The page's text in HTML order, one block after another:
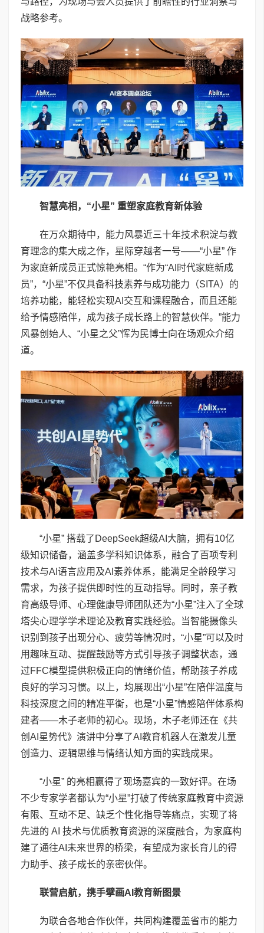
战略参考。
智慧亮相，“小星” 重塑家庭教育新体验
在万众期待中，能力风暴近三十年技术积淀与教
育理念的集大成之作，星际穿越者一号——“小星” 作
为家庭新成员正式惊艳亮相。“作为“AI时代家庭新成
员”，“小星”不仅具备科技素养与成功能力（SITA）的
培养功能，能轻松实现AI交互和课程融合，而且还能
给予情感陪伴，成为孩子成长路上的智慧伙伴。”能力
风暴创始人、“小星之父”恽为民博士向在场观众介绍
道。
“小星” 搭载了DeepSeek超级AI大脑，拥有10亿
级知识储备，涵盖多学科知识体系，融合了百项专利
技术与AI语言应用及AI素养体系，能满足全龄段学习
需求，为孩子提供即时性的互动指导。同时，亲子教
育高级导师、心理健康导师团队还为“小星”注入了全球
塔尖心理学学术理论及教育实践经验。当智能摄像头
识别到孩子出现分心、疲劳等情况时，“小星”可以及时
用趣味互动、提醒鼓励等方式引导孩子调整状态，通
过FFC模型提供积极正向的情绪价值，帮助孩子养成
良好的学习习惯。以上，均展现出“小星”在陪伴温度与
科技深度之间的精准平衡，也是“小星”情感陪伴体系构
建者——木子老师的初心。现场，木子老师还在《共
创AI星势代》演讲中分享了AI教育机器人在激发儿童
创造力、逻辑思维与情绪认知方面的实践成果。
“小星” 的亮相赢得了现场嘉宾的一致好评。在场
不少专家学者都认为“小星”打破了传统家庭教育中资源
有限、互动不足、缺乏个性化指导等痛点，实现了将
先进的 AI 技术与优质教育资源的深度融合，为家庭构
建了通往AI未来世界的桥梁，有望成为家长育儿的得
力助手、孩子成长的亲密伙伴。
联营启航，携手擘画AI 教育新图景
为联合各地合作伙伴，共同构建覆盖省市的能力